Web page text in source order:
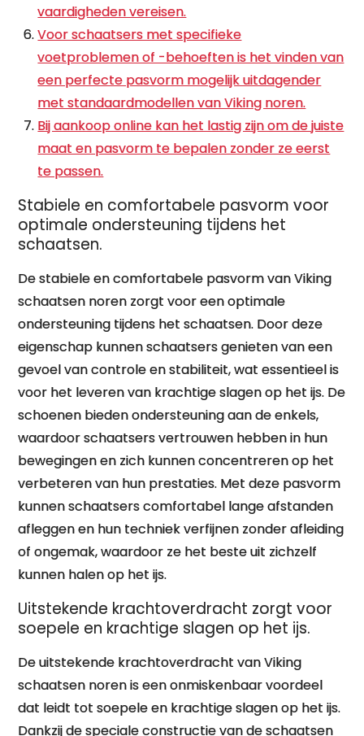
vaardigheden vereisen.
Voor schaatsers met specifieke
voetproblemen of -behoeften is het vinden van
een perfecte pasvorm mogelijk uitdagender
met standaardmodellen van Viking noren.
Bij aankoop online kan het lastig zijn om de juiste
maat en pasvorm te bepalen zonder ze eerst
te passen.
Stabiele en comfortabele pasvorm voor
optimale ondersteuning tijdens het
schaatsen.
De stabiele en comfortabele pasvorm van Viking
schaatsen noren zorgt voor een optimale
ondersteuning tijdens het schaatsen. Door deze
eigenschap kunnen schaatsers genieten van een
gevoel van controle en stabiliteit, wat essentieel is
voor het leveren van krachtige slagen op het ijs. De
schoenen bieden ondersteuning aan de enkels,
waardoor schaatsers vertrouwen hebben in hun
bewegingen en zich kunnen concentreren op het
verbeteren van hun prestaties. Met deze pasvorm
kunnen schaatsers comfortabel lange afstanden
afleggen en hun techniek verfijnen zonder afleiding
of ongemak, waardoor ze het beste uit zichzelf
kunnen halen op het ijs.
Uitstekende krachtoverdracht zorgt voor
soepele en krachtige slagen op het ijs.
De uitstekende krachtoverdracht van Viking
schaatsen noren is een onmiskenbaar voordeel
dat leidt tot soepele en krachtige slagen op het ijs.
Dankzij de speciale constructie van de schaatsen